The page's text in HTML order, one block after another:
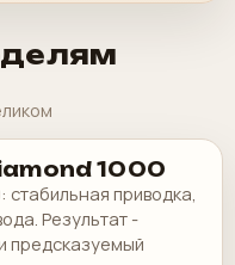
1000
приводка,
Результат -
предсказуемый